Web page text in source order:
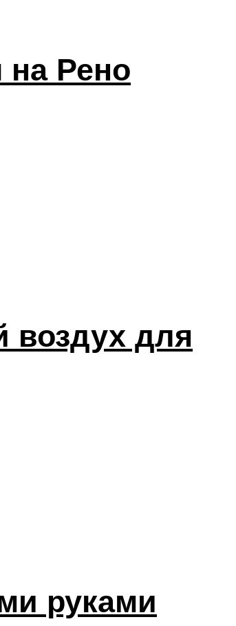
на Рено
воздух для
руками